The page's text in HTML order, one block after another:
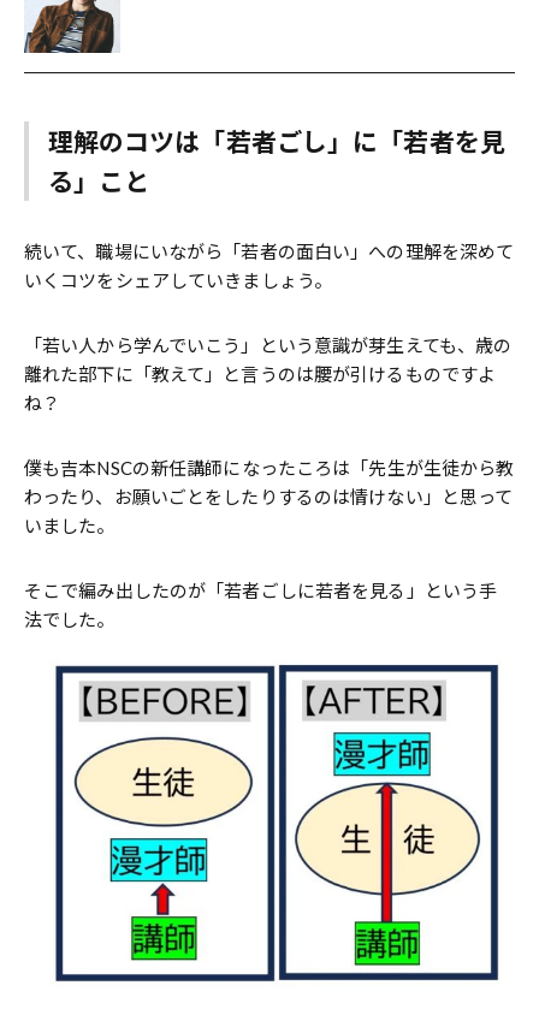
理解のコツは「若者ごし」に「若者を見
る」こと
続いて、職場にいながら「若者の面白い」への理解を深めて
いくコツをシェアしていきましょう。
「若い人から学んでいこう」という意識が芽生えても、歳の
離れた部下に「教えて」と言うのは腰が引けるものですよ
ね？
僕も吉本NSCの新任講師になったころは「先生が生徒から教
わったり、お願いごとをしたりするのは情けない」と思って
いました。
そこで編み出したのが「若者ごしに若者を見る」という手
法でした。